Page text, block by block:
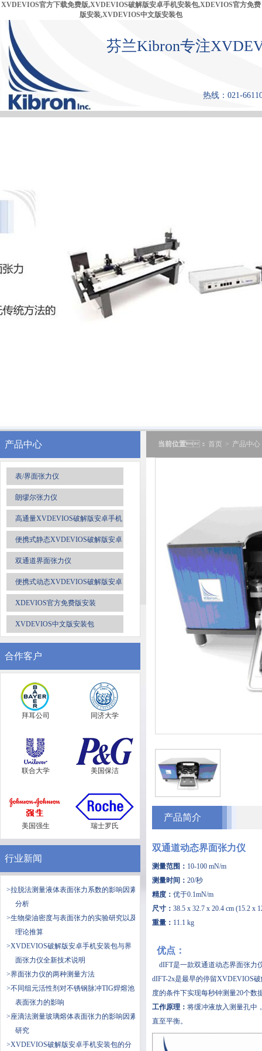
XVDEVIOS官方下载免费版,XVDEVIOS破解版安卓手机安装包,XDEVIOS官方免费
版安装,XVDEVIOS中文版安装包
芬兰Kibron专注
热线：021-
首 页 产品中心 张力仪
产品中心
表/界面张力仪
朗缪尔张力仪
高通量XVDEVIOS破解版安卓手机
安装包
便携式静态XVDEVIOS破解版安卓
手机安装包
双通道界面张力仪
便携式动态XVDEVIOS破解版安卓
手机安装包
XDEVIOS官方免费版安装
XVDEVIOS中文版安装包
合作客户
拜耳公司 同济大学
联合大学 美国保洁
美国强生 瑞士罗氏
行业新闻
>拉脱法测量液体表面张力系数的影响因素
分析
>生物柴油密度与表面张力的实验研究以及
理论推算
>XVDEVIOS破解版安卓手机安装包与界
面张力仪全新技术说明
>界面张力仪的两种测量方法
>不同组元活性剂对不锈钢脉冲TIG焊熔池
表面张力的影响
>座滴法测量玻璃熔体表面张力的影响因素
研究
>XVDEVIOS破解版安卓手机安装包的分
当前位置： 首页 > 产品中心
产品简介
双通道动态界面张力仪
测量范围： 10-100 mN/m
测量时间： 20/秒
精度： 优于0.1mN/m
尺寸： 38.5 x 32.7 x 20.4 cm (15.2 x
重量： 11.1 kg
优点：
dIFT是一款双通道动态界面张力仪
dIFT-2x是最早的停留XVDEVIOS破
度的条件下实现每秒钟测量20个数据点
工作原理： 将缓冲液放入测量孔中
直至平衡。